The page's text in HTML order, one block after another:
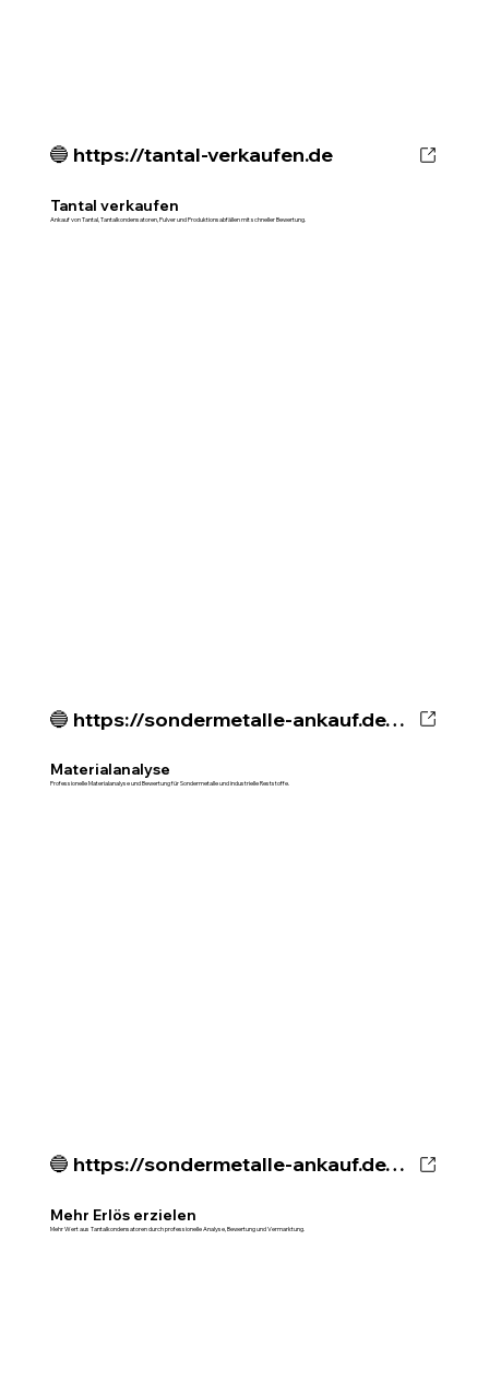
🔵 https://tantal-verkaufen.de
Tantal verkaufen
Ankauf von Tantal, Tantalkondensatoren, Pulver und Produktionsabfällen mit schneller Bewertung.
🔵 https://sondermetalle-ankauf.de/metallanalyse-materialbewertung
Materialanalyse
Professionelle Materialanalyse und Bewertung für Sondermetalle und industrielle Reststoffe.
🔵 https://sondermetalle-ankauf.de/wissenszentrum/tantal-kondensatoren-mehrerloes
Mehr Erlös erzielen
Mehr Wert aus Tantalkondensatoren durch professionelle Analyse, Bewertung und Vermarktung.